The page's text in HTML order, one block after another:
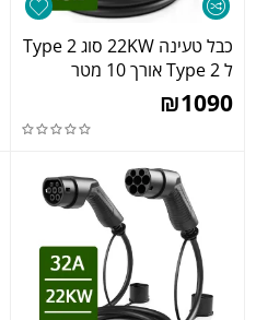
כבל טעינה 22KW סוג Type 2
ל Type 2 אורך 10 מטר
₪1090